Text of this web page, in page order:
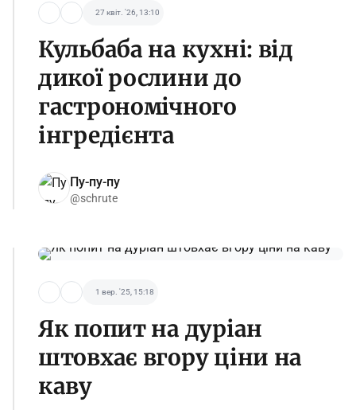
27 квіт. '26, 13:10
Кульбаба на кухні: від
дикої рослини до
гастрономічного
інгредієнта
Пу-пу-пу
@schrute
1 вер. '25, 15:18
Як попит на дуріан
штовхає вгору ціни на
каву